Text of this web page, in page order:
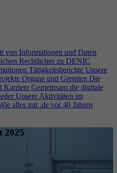
von Informationen und Daten
Rechtliches zu DENIC
Tätigkeitsberichte Unsere
Organe und Gremien Die
Karriere Gemeinsam die digitale
Unsere Aktivitäten im
alles mit .de vor 40 Jahren
2025